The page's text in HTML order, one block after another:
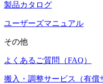
製品カタログ
ユーザーズマニュアル
その他
よくあるご質問（FAQ）
搬入・調整サービス（有償